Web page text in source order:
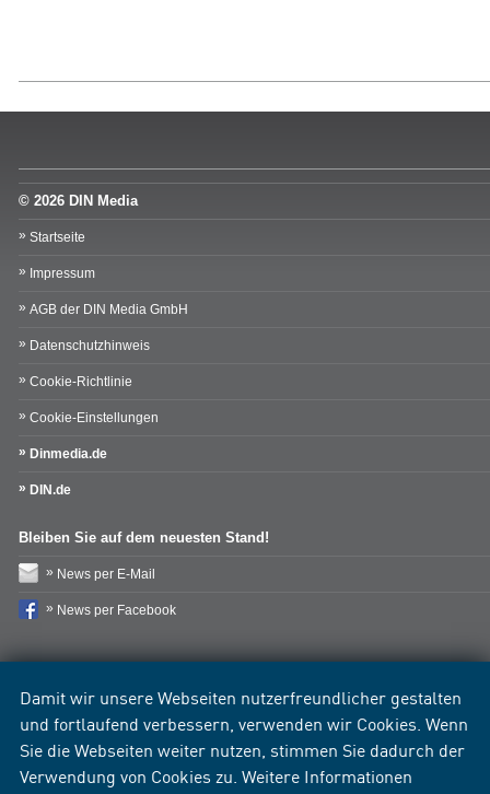
Damit wir unsere Webseiten nutzerfreundlicher gestalten
und fortlaufend verbessern, verwenden wir Cookies. Wenn
Sie die Webseiten weiter nutzen, stimmen Sie dadurch der
Verwendung von Cookies zu. Weitere Informationen
© 2026 DIN Media
Startseite
Impressum
AGB der DIN Media GmbH
Datenschutzhinweis
Cookie-Richtlinie
Cookie-Einstellungen
Dinmedia.de
DIN.de
Bleiben Sie auf dem neuesten Stand!
News per E-Mail
News per Facebook